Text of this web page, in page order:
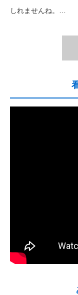
しれませんね。…